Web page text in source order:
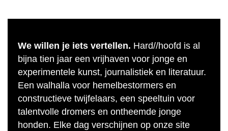
We willen je iets vertellen. Hard//hoofd is al
bijna tien jaar een vrijhaven voor jonge en
experimentele kunst, journalistiek en literatuur.
Een walhalla voor hemelbestormers en
constructieve twijfelaars, een speeltuin voor
talentvolle dromers en ontheemde jonge
honden. Elke dag verschijnen op onze site